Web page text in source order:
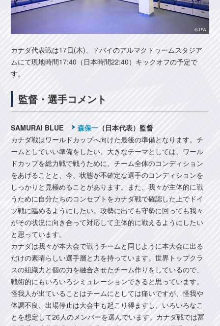
カナダ代表戦は17日(木)、ドバイのアルマクトゥームスタジア
ムにて現地時間17:40（日本時間22:40）キックオフの予定で
す。
監督・選手コメント
SAMURAI BLUE 森保一 （日本代表）監督
カナダ戦はワールドカップへ向けた最後の準備となります。チ
ームとしていい準備をしたい。大きなテーマとしては、ワール
ドカップを総力戦で戦うために、チーム全体のコンディション
をあげることと、今、状態が不確定な選手のコンディションを
しっかりと見極めることがあります。また、我々が主体的に戦
うために自分たちのコンセプトをカナダ戦で確認した上でドイ
ツ戦に臨めるようにしたい。攻勢に出ても守勢に回っても我々
がその状況に向き合って対応して主体的に戦えるようにしたい
と思っています。
カナダは我々が本大会で戦うチームと同じように本大会に出る
だけの素晴らしい選手層と力を持っています。世界トップクラ
スの組織力と個の力を融合させたチーム作りをしているので、
戦術的にもいろいろシミュレーションできると思っています。
怪我人が出ていることはチームにとしては痛いですが、怪我や
体調不良、出場停止は大会中も起こり得ますし、いろいろなこ
とを想定して26人のメンバーを選んでいます。カナダ戦では冨